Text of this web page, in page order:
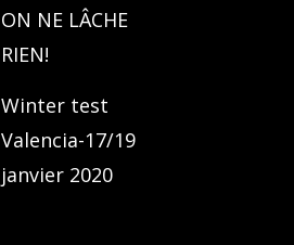
ON NE LÂCHE
RIEN!
Winter test
Valencia-17/19
janvier 2020